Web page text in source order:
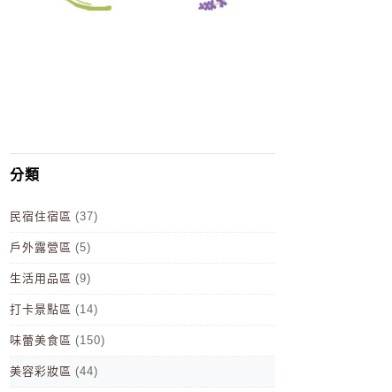
分類
民宿住宿區 (37)
戶外露營區 (5)
生活用品區 (9)
打卡景點區 (14)
味蕾美食區 (150)
美容彩妝區 (44)